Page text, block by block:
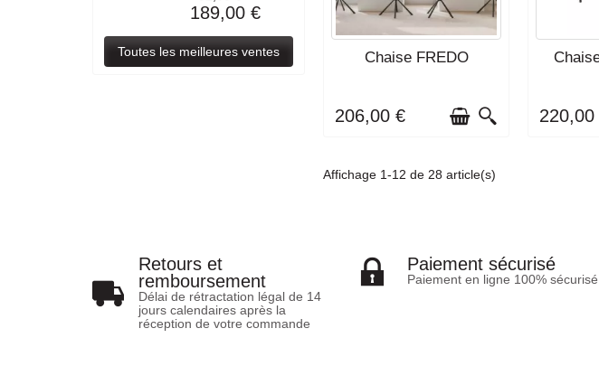
189,00 €
Toutes les meilleures ventes
DÉLAI DE LIVRAISON : 3 À 4
SEMAINES
Chaise FREDO
206,00 €
DÉLAI
220,00
Affichage 1-12 de 28 article(s)
Retours et
remboursement
Délai de rétractation légal de 14
jours calendaires après la
réception de votre commande
Paiement sécurisé
Paiement en ligne 100% sécurisé